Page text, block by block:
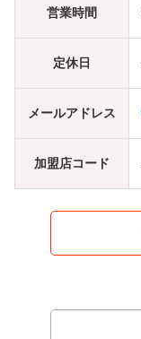
営業時間
定休日
メールアドレス
加盟店コード